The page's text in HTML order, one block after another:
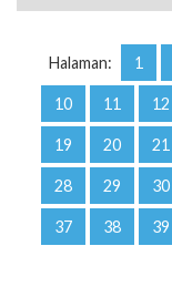
Halaman: 1
10 11 12
19 20 21
28 29 30
37 38 39